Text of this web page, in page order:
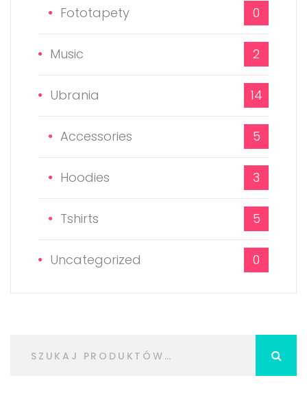
Fototapety 0
Music 2
Ubrania 14
Accessories 5
Hoodies 3
Tshirts 5
Uncategorized 0